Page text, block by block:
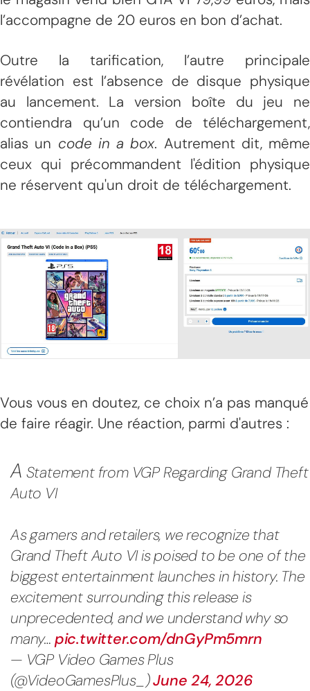
l’accompagne de 20 euros en bon d’achat.
Outre la tarification, l’autre principale
révélation est l’absence de disque physique
au lancement. La version boîte du jeu ne
contiendra qu’un code de téléchargement,
alias un code in a box. Autrement dit, même
ceux qui précommandent l'édition physique
ne réservent qu'un droit de téléchargement.
Vous vous en doutez, ce choix n’a pas manqué
de faire réagir. Une réaction, parmi d'autres :
A Statement from VGP Regarding Grand Theft
Auto VI
As gamers and retailers, we recognize that
Grand Theft Auto VI is poised to be one of the
biggest entertainment launches in history. The
excitement surrounding this release is
unprecedented, and we understand why so
many… pic.twitter.com/dnGyPm5mrn
— VGP Video Games Plus
(@VideoGamesPlus_)June 24, 2026